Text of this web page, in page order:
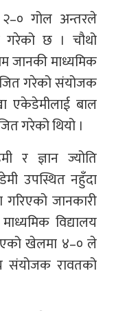
२–० गोल अन्तरले
गरेको छ । चौथो
जानकी माध्यमिक
गरेको संयोजक
एकेडेमीलाई बाल
गरेको थियो ।
र ज्ञान ज्योति
उपस्थित नहुँदा
गरिएको जानकारी
विद्यालय
खेलमा ४–० ले
संयोजक रावतको